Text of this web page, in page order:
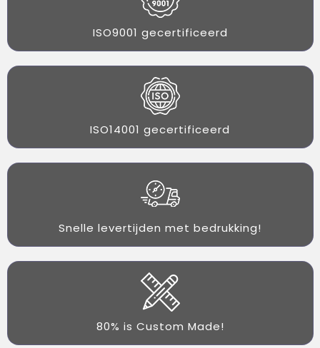
ISO9001 gecertificeerd
ISO14001 gecertificeerd
Snelle levertijden met bedrukking!
80% is Custom Made!